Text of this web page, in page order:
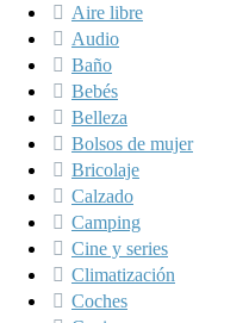
Aire libre
Audio
Baño
Bebés
Belleza
Bolsos de mujer
Bricolaje
Calzado
Camping
Cine y series
Climatización
Coches